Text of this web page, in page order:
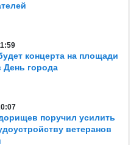
концерта на площади
города
поручил усилить
ветеранов